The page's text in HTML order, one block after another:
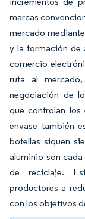
marcas
mercado
y la formación de
comercio
ruta al
negociación de
que controlan los
envase también
botellas siguen
aluminio son
de reciclaje.
productores a
con los objetivos